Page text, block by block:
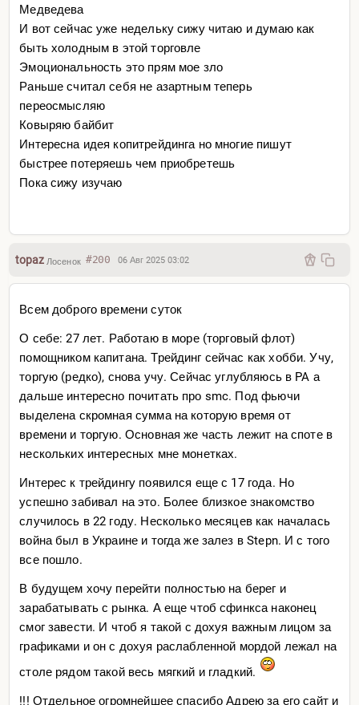
Медведева
И вот сейчас уже недельку сижу читаю и думаю как
быть холодным в этой торговле
Эмоциональность это прям мое зло
Раньше считал себя не азартным теперь
переосмысляю
Ковыряю байбит
Интересна идея копитрейдинга но многие пишут
быстрее потеряешь чем приобретешь
Пока сижу изучаю
topazЛосенок #200 06 Авг 2025 03:02
Всем доброго времени суток
О себе: 27 лет. Работаю в море (торговый флот)
помощником капитана. Трейдинг сейчас как хобби. Учу,
торгую (редко), снова учу. Сейчас углубляюсь в PA а
дальше интересно почитать про smc. Под фьючи
выделена скромная сумма на которую время от
времени и торгую. Основная же часть лежит на споте в
нескольких интересных мне монетках.
Интерес к трейдингу появился еще с 17 года. Но
успешно забивал на это. Более близкое знакомство
случилось в 22 году. Несколько месяцев как началась
война был в Украине и тогда же залез в Stepn. И с того
все пошло.
В будущем хочу перейти полностью на берег и
зарабатывать с рынка. А еще чтоб сфинкса наконец
смог завести. И чтоб я такой с дохуя важным лицом за
графиками и он с дохуя раслабленной мордой лежал на
столе рядом такой весь мягкий и гладкий.
!!! Отдельное огромнейшее спасибо Адрею за его сайт и